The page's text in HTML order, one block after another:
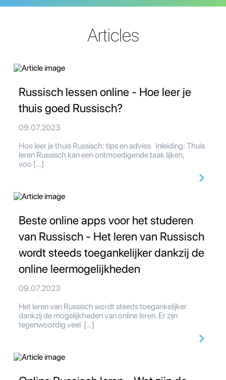
Articles
Russisch lessen online - Hoe leer je
thuis goed Russisch?
09.07.2023
Hoe leer je thuis Russisch: tips en advies Inleiding: Thuis
leren Russisch kan een ontmoedigende taak lijken,
voo […]
Beste online apps voor het studeren
van Russisch - Het leren van Russisch
wordt steeds toegankelijker dankzij de
online leermogelijkheden
09.07.2023
Het leren van Russisch wordt steeds toegankelijker
dankzij de mogelijkheden van online leren. Er zijn
tegenwoordig veel […]